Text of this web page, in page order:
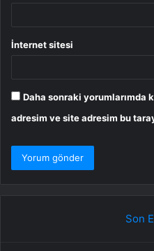
İnternet sitesi
Daha sonraki yorumlarımda
adresim ve site adresim bu
Son